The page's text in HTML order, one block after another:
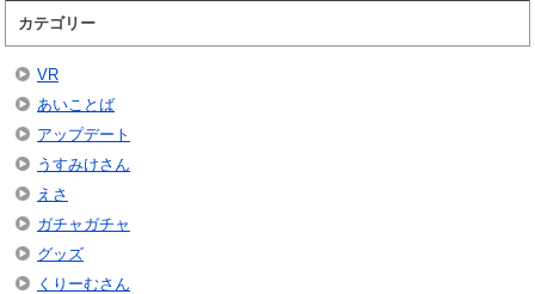
カテゴリー
VR
あいことば
アップデート
うすみけさん
えさ
ガチャガチャ
グッズ
くりーむさん